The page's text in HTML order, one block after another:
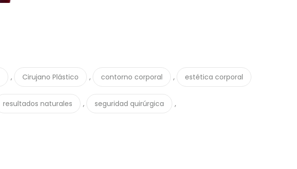
, Cirujano Plástico , contorno corporal , estética corporal
resultados naturales , seguridad quirúrgica ,